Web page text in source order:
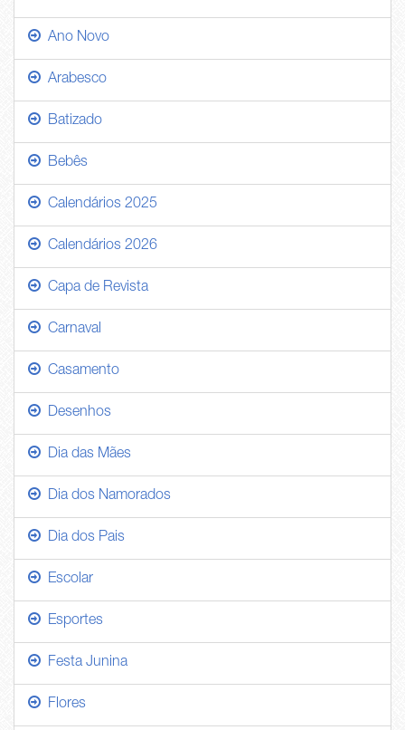
Ano Novo
Arabesco
Batizado
Bebês
Calendários 2025
Calendários 2026
Capa de Revista
Carnaval
Casamento
Desenhos
Dia das Mães
Dia dos Namorados
Dia dos Pais
Escolar
Esportes
Festa Junina
Flores